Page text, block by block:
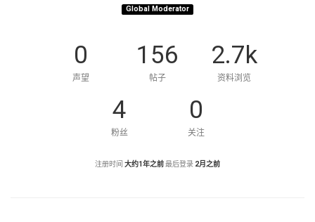
Global Moderator
0
声望
156
帖子
2.7k
资料浏览
4
粉丝
0
关注
注册时间 大约1年之前最后登录 2月之前